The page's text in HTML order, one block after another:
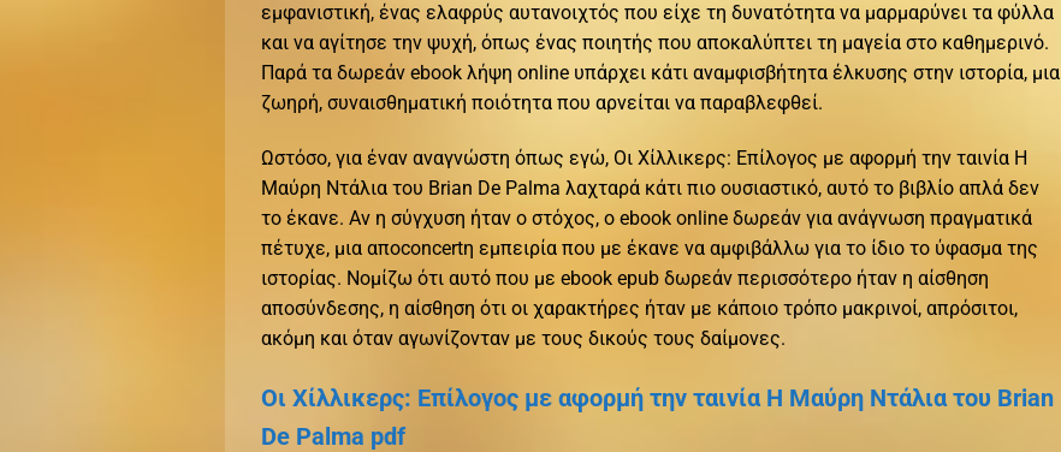
εμφανιστική, ένας ελαφρύς αυτανοιχτός που είχε τη δυνατότητα να μαρμαρύνει τα φύλλα
και να αγίτησε την ψυχή, όπως ένας ποιητής που αποκαλύπτει τη μαγεία στο καθημερινό.
Παρά τα δωρεάν ebook λήψη online υπάρχει κάτι αναμφισβήτητα έλκυσης στην ιστορία, μια
ζωηρή, συναισθηματική ποιότητα που αρνείται να παραβλεφθεί.
Ωστόσο, για έναν αναγνώστη όπως εγώ, Οι Χίλλικερς: Επίλογος με αφορμή την ταινία Η
Μαύρη Ντάλια του Brian De Palma λαχταρά κάτι πιο ουσιαστικό, αυτό το βιβλίο απλά δεν
το έκανε. Αν η σύγχυση ήταν ο στόχος, ο ebook online δωρεάν για ανάγνωση πραγματικά
πέτυχε, μια αποconcertη εμπειρία που με έκανε να αμφιβάλλω για το ίδιο το ύφασμα της
ιστορίας. Νομίζω ότι αυτό που με ebook epub δωρεάν περισσότερο ήταν η αίσθηση
αποσύνδεσης, η αίσθηση ότι οι χαρακτήρες ήταν με κάποιο τρόπο μακρινοί, απρόσιτοι,
ακόμη και όταν αγωνίζονταν με τους δικούς τους δαίμονες.
Οι Χίλλικερς: Επίλογος με αφορμή την ταινία Η Μαύρη Ντάλια του Brian
De Palma pdf